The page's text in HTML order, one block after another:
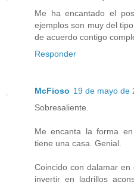
Me ha encantado el
ejemplos son muy del
de acuerdo contigo
Responder
McFioso 19 de mayo de
Sobresaliente.
Me encanta la forma
tiene una casa. Genial.
Coincido con dalamar
invertir en ladrillos